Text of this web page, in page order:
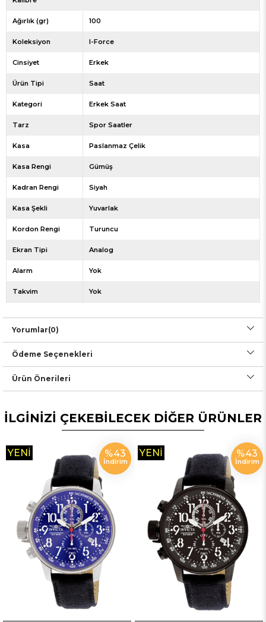
Ağırlık (gr) 100
Koleksiyon I-Force
Cinsiyet Erkek
Ürün Tipi Saat
Kategori Erkek Saat
Tarz Spor Saatler
Kasa Paslanmaz Çelik
Kasa Rengi Gümüş
Kadran Rengi Siyah
Kasa Şekli Yuvarlak
Kordon Rengi Turuncu
Ekran Tipi Analog
Alarm Yok
Takvim Yok
Yorumlar(0)
Ödeme Seçenekleri
Ürün Önerileri
İLGİNİZİ ÇEKEBİLECEK DİĞER ÜRÜNLER
%43
İndirim
YENI
%43
İndirim
YENI